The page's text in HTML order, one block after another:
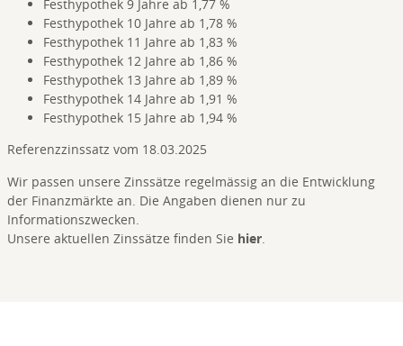
Festhypothek 9 Jahre ab 1,77 %
Festhypothek 10 Jahre ab 1,78 %
Festhypothek 11 Jahre ab 1,83 %
Festhypothek 12 Jahre ab 1,86 %
Festhypothek 13 Jahre ab 1,89 %
Festhypothek 14 Jahre ab 1,91 %
Festhypothek 15 Jahre ab 1,94 %
Referenzzinssatz vom 18.03.2025
Wir passen unsere Zinssätze regelmässig an die Entwicklung
der Finanzmärkte an. Die Angaben dienen nur zu
Informationszwecken.
Unsere aktuellen Zinssätze finden Sie hier.